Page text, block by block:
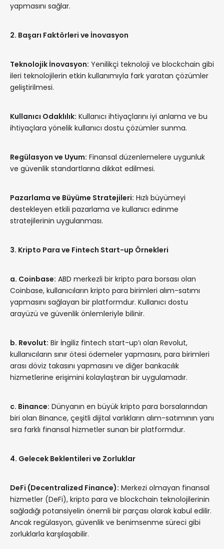
yapmasını sağlar.
2. Başarı Faktörleri ve İnovasyon
Teknolojik İnovasyon: Yenilikçi teknoloji ve blockchain gibi
ileri teknolojilerin etkin kullanımıyla fark yaratan çözümler
geliştirilmesi.
Kullanıcı Odaklılık: Kullanıcı ihtiyaçlarını iyi anlama ve bu
ihtiyaçlara yönelik kullanıcı dostu çözümler sunma.
Regülasyon ve Uyum: Finansal düzenlemelere uygunluk
ve güvenlik standartlarına dikkat edilmesi.
Pazarlama ve Büyüme Stratejileri: Hızlı büyümeyi
destekleyen etkili pazarlama ve kullanıcı edinme
stratejilerinin uygulanması.
3. Kripto Para ve Fintech Start-up Örnekleri
a. Coinbase: ABD merkezli bir kripto para borsası olan
Coinbase, kullanıcıların kripto para birimleri alım-satımı
yapmasını sağlayan bir platformdur. Kullanıcı dostu
arayüzü ve güvenlik önlemleriyle bilinir.
b. Revolut: Bir İngiliz fintech start-up’ı olan Revolut,
kullanıcıların sınır ötesi ödemeler yapmasını, para birimleri
arası döviz takasını yapmasını ve diğer bankacılık
hizmetlerine erişimini kolaylaştıran bir uygulamadır.
c. Binance: Dünyanın en büyük kripto para borsalarından
biri olan Binance, çeşitli dijital varlıkların alım-satımının yanı
sıra farklı finansal hizmetler sunan bir platformdur.
4. Gelecek Beklentileri ve Zorluklar
DeFi (Decentralized Finance): Merkezi olmayan finansal
hizmetler (DeFi), kripto para ve blockchain teknolojilerinin
sağladığı potansiyelin önemli bir parçası olarak kabul edilir.
Ancak regülasyon, güvenlik ve benimsenme süreci gibi
zorluklarla karşılaşabilir.